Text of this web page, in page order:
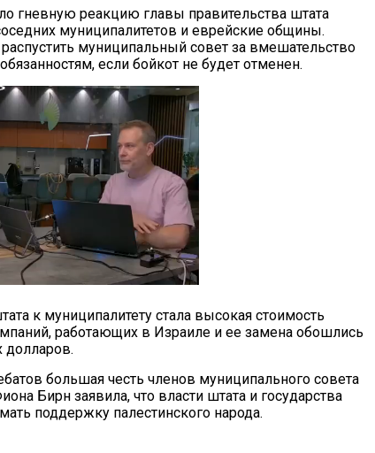
гневную реакцию главы правительства штата
муниципалитетов и еврейские общины.
муниципальный совет за вмешательство
если бойкот не будет отменен.
к муниципалитету стала высокая стоимость
работающих в Израиле и ее замена обошлись
долларов.
большая честь членов муниципального совета
Бирн заявила, что власти штата и государства
поддержку палестинского народа.